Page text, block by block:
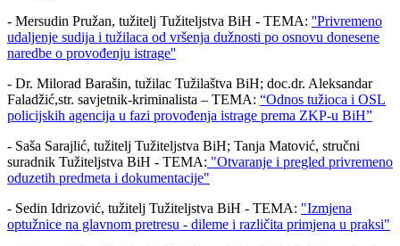
- Mersudin Pružan, tužitelj Tužiteljstva BiH - TEMA: ''Privremeno
udaljenje sudija i tužilaca od vršenja dužnosti po osnovu donesene
naredbe o provođenju istrage''
- Dr. Milorad Barašin, tužilac Tužilaštva BiH; doc.dr. Aleksandar
Faladžić,str. savjetnik-kriminalista – TEMA: “Odnos tužioca i OSL
policijskih agencija u fazi provođenja istrage prema ZKP-u BiH”
- Saša Sarajlić, tužitelj Tužiteljstva BiH; Tanja Matović, stručni
suradnik Tužiteljstva BiH - TEMA: "Otvaranje i pregled privremeno
oduzetih predmeta i dokumentacije"
- Sedin Idrizović, tužitelj Tužiteljstva BiH - TEMA: "Izmjena
optužnice na glavnom pretresu - dileme i različita primjena u praksi"